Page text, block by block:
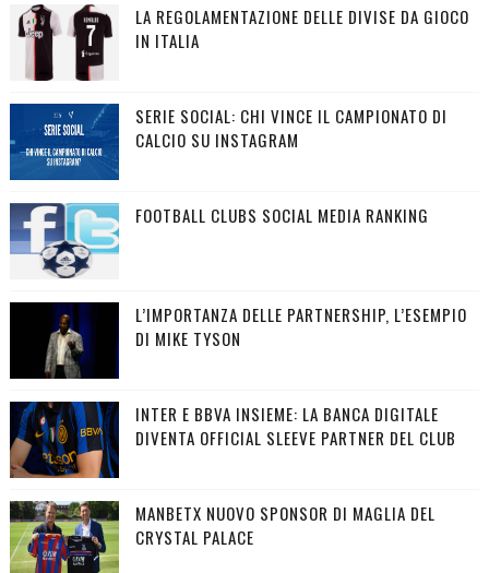
LA REGOLAMENTAZIONE DELLE DIVISE DA GIOCO
IN ITALIA
SERIE SOCIAL: CHI VINCE IL CAMPIONATO DI
CALCIO SU INSTAGRAM
FOOTBALL CLUBS SOCIAL MEDIA RANKING
L’IMPORTANZA DELLE PARTNERSHIP, L’ESEMPIO
DI MIKE TYSON
INTER E BBVA INSIEME: LA BANCA DIGITALE
DIVENTA OFFICIAL SLEEVE PARTNER DEL CLUB
MANBETX NUOVO SPONSOR DI MAGLIA DEL
CRYSTAL PALACE